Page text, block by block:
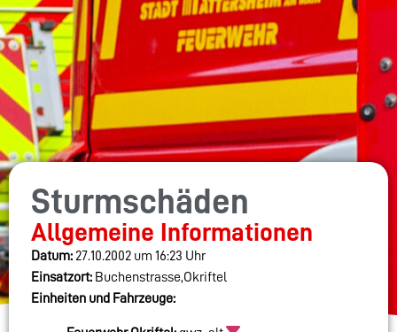
Sturmschäden
Allgemeine Informationen
Datum: 27.10.2002 um 16:23 Uhr
Einsatzort: Buchenstrasse,Okriftel
Einheiten und Fahrzeuge: